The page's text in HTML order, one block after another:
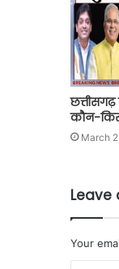
छत्तीसगढ़
कौन-
March
Leave
Your